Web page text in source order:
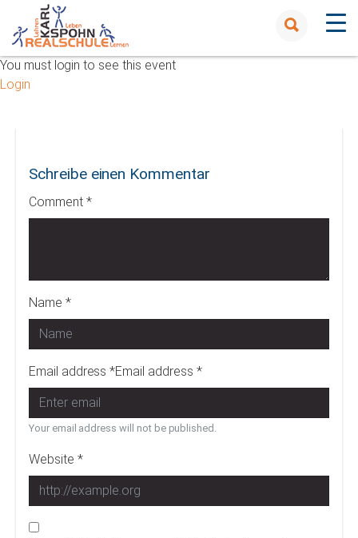
You must login to see this event
Login
Schreibe einen Kommentar
Comment *
Name *
Email address *Email address *
Your email address will not be published.
Website *